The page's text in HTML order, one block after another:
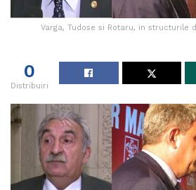
Varga, Tudose si Rotaru, in structurile
0
Distribuiri